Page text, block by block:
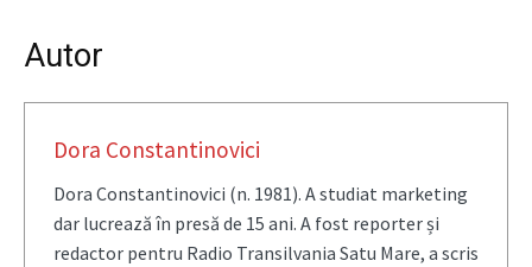
Autor
Dora Constantinovici
Dora Constantinovici (n. 1981). A studiat marketing
dar lucrează în presă de 15 ani. A fost reporter și
redactor pentru Radio Transilvania Satu Mare, a scris